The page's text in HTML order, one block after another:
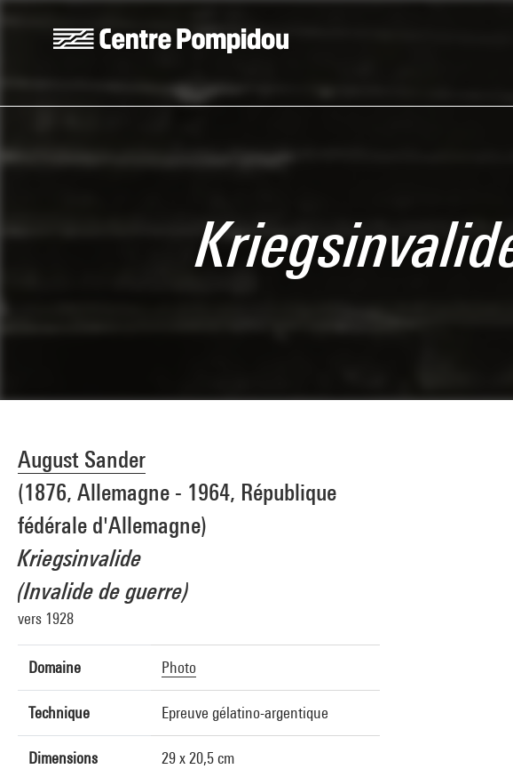
August Sander
(1876, Allemagne - 1964, République
fédérale d'Allemagne)
Kriegsinvalide
(Invalide de guerre)
vers 1928
Domaine Photo
Technique Epreuve gélatino-argentique
Dimensions 29 x 20,5 cm